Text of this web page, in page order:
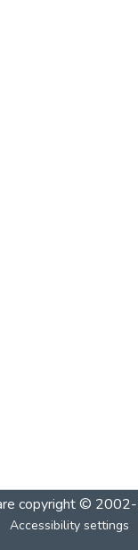
copyright ©
Accessibility settings